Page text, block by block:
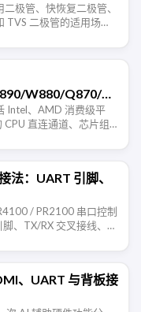
极管、快恢复二极管、
TVS 二极管的适用场
W880/Q870/B860/
Intel、AMD 消费级平
CPU 直连通道、芯片组
法：UART 引脚、
/ PR2100 串口控制
、TX/RX 交叉接线、
、UART 与背板接